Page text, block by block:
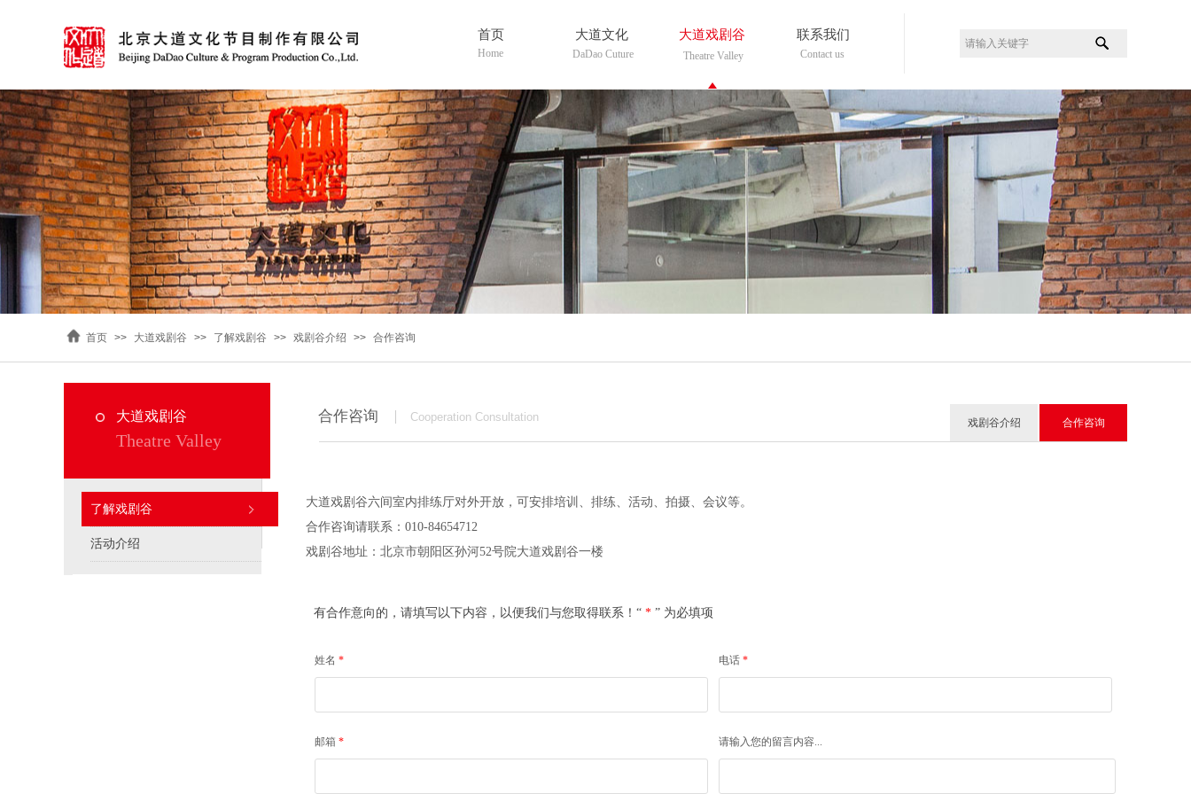
Theatre Valley Contact us
首页 大道文化 大道戏剧谷 联系我们
Home DaDao Cuture
首页 >> 大道戏剧谷 >> 了解戏剧谷 >> 戏剧谷介绍 >> 合作咨询
合作咨询
戏剧谷介绍
合作咨询
大道戏剧谷 Cooperation Consultation
Theatre Valley
了解戏剧谷
活动介绍
大道戏剧谷六间室内排练厅对外开放，可安排培训、排练、活动、拍摄、会议等。
合作咨询请联系：010-84654712
戏剧谷地址：北京市朝阳区孙河52号院大道戏剧谷一楼
有合作意向的，请填写以下内容，以便我们与您取得联系！“ * ” 为必填项
姓名 * 电话 *
邮箱 * 请输入您的留言内容...